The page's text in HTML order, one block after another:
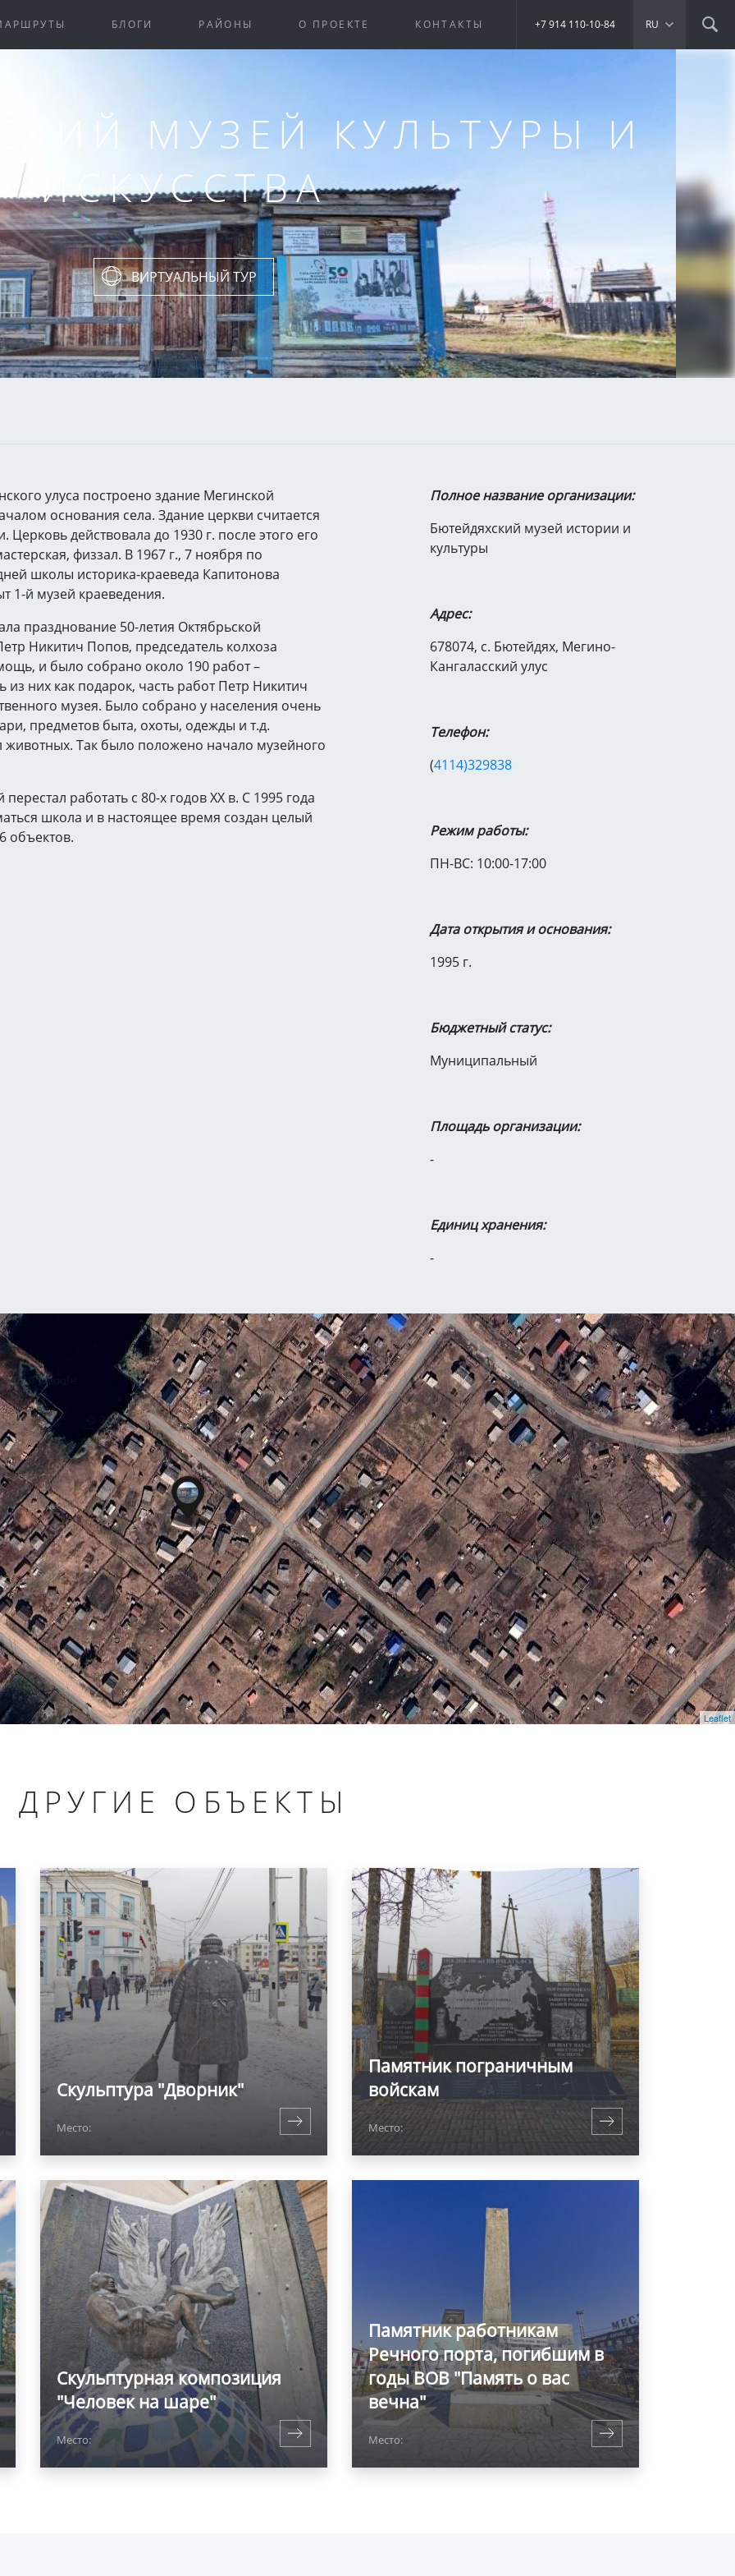
БЛОГИ РАЙОНЫ О ПРОЕКТЕ КОНТАКТЫ RU
+7 914 110-10-84
МУЗЕЙ КУЛЬТУРЫ И
ИСКУССТВА
ВИРТУАЛЬНЫЙ ТУР
улуса построено здание Мегинской
основания села. Здание церкви считается
действовала до 1930 г. после этого его
физзал. В 1967 г., 7 ноября по
школы историка-краеведа Капитонова
1-й музей краеведения.
празднование 50-летия Октябрьской
Никитич Попов, председатель колхоза
и было собрано около 190 работ –
них как подарок, часть работ Петр Никитич
музея. Было собрано у населения очень
предметов быта, охоты, одежды и т.д.
Так было положено начало музейного
работать с 80-х годов ХХ в. С 1995 года
школа и в настоящее время создан целый
объектов.
Полное название организации:
Бютейдяхский музей истории и
культуры
Адрес:
678074, с. Бютейдях, Мегино-
Кангаласский улус
Телефон:
(4114)329838
Режим работы:
ПН-ВС: 10:00-17:00
Дата открытия и основания:
1995 г.
Бюджетный статус:
Муниципальный
Площадь организации:
-
Единиц хранения:
-
Leaflet
ДРУГИЕ ОБЪЕКТЫ
Скульптура "Дворник"
Место:
Памятник пограничным
войскам
Место:
Скульптурная композиция
"Человек на шаре"
Место:
Памятник работникам
Речного порта, погибшим в
годы ВОВ "Память о вас
вечна"
Место: